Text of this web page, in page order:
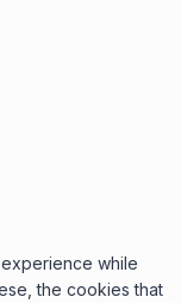
while
the cookies that